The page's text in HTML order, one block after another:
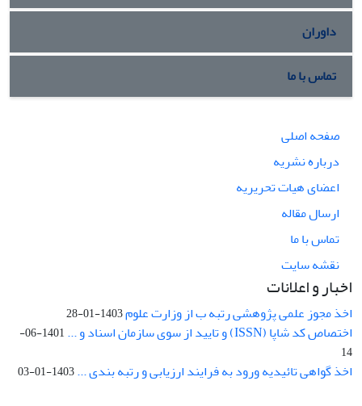
داوران
تماس با ما
صفحه اصلی
درباره نشریه
اعضای هیات تحریریه
ارسال مقاله
تماس با ما
نقشه سایت
اخبار و اعلانات
اخذ مجوز علمی پژوهشی رتبه ب از وزارت علوم1403-01-28
اختصاص کد شاپا (ISSN) و تایید از سوی سازمان اسناد و ...
1401-06-
14
اخذ گواهی تائیدیه ورود به فرایند ارزیابی و رتبه بندی ...1403-01-03